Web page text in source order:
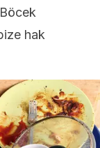
Böcek
hak